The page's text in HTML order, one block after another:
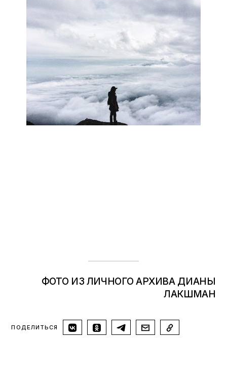
ФОТО ИЗ ЛИЧНОГО АРХИВА ДИАНЫ
ЛАКШМАН
ПОДЕЛИТЬСЯ